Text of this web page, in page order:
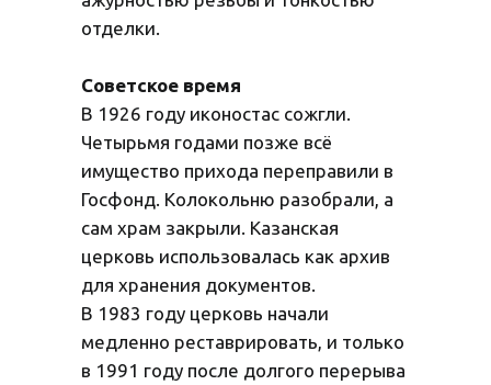
отделки.
Советское время
В 1926 году иконостас сожгли.
Четырьмя годами позже всё
имущество прихода переправили в
Госфонд. Колокольню разобрали, а
сам храм закрыли. Казанская
церковь использовалась как архив
для хранения документов.
В 1983 году церковь начали
медленно реставрировать, и только
в 1991 году после долгого перерыва